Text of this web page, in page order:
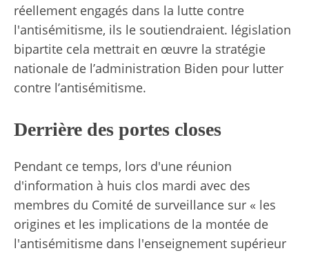
réellement engagés dans la lutte contre
l'antisémitisme, ils le soutiendraient. législation
bipartite cela mettrait en œuvre la stratégie
nationale de l’administration Biden pour lutter
contre l’antisémitisme.
Derrière des portes closes
Pendant ce temps, lors d'une réunion
d'information à huis clos mardi avec des
membres du Comité de surveillance sur « les
origines et les implications de la montée de
l'antisémitisme dans l'enseignement supérieur